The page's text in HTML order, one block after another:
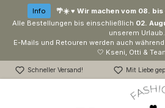
Zum Hauptinhalt springen
Info
🌴☀️ ♥ Wir machen vom 08.
Alle Bestellungen bis einschließlich 02.
unserem Urlaub.
E-Mails und Retouren werden auch
🤍 Kseni, Otti &
Schneller Versand! Mit Liebe